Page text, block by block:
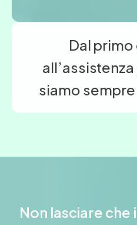
Dal
siamo
Non lasciare